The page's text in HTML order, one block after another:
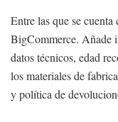
Entre las que se
BigCommerce. Añade
datos técnicos, edad
los materiales de
y política de